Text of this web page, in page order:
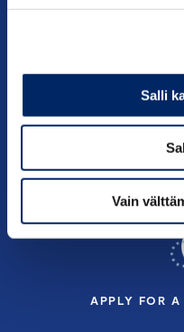
Salli
Vain
APPLY FOR